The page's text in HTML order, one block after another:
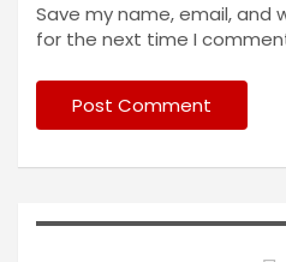
Save my name, email, and
for the next time I